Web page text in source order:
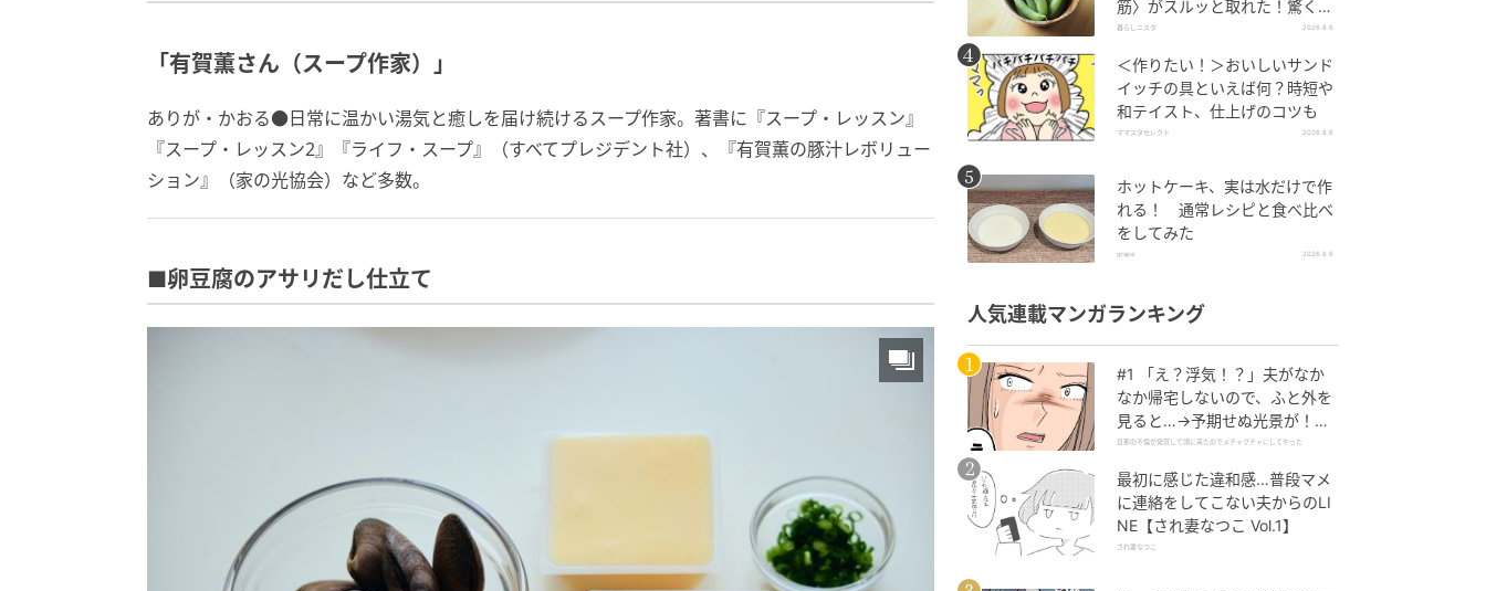
「有賀薫さん（スープ作家）」
ありが・かおる●日常に温かい湯気と癒しを届け続けるスープ作家。著書に『スープ・レッスン』
『スープ・レッスン2』『ライフ・スープ』（すべてプレジデント社）、『有賀薫の豚汁レボリュー
ション』（家の光協会）など多数。
■卵豆腐のアサリだし仕立て
筋〉がスルッと取れた！驚くほ
ど気持ちいい裏ワザ
暮らしニスタ 2026.8.6
＜作りたい！＞おいしいサンド
イッチの具といえば何？時短や
和テイスト、仕上げのコツも
ママスタセレクト 2026.8.6
ホットケーキ、実は水だけで作
れる！ 通常レシピと食べ比べ
をしてみた
grape 2026.8.6
人気連載マンガランキング
#1 「え？浮気！？」夫がなか
なか帰宅しないので、ふと外を
見ると…→予期せぬ光景が！｜
旦那の不倫が発覚して頭に来た
旦那の不倫が発覚して頭に来たのでメチャクチャにしてやった
最初に感じた違和感…普段マメ
に連絡をしてこない夫からのLI
NE【され妻なつこ Vol.1】
され妻なつこ